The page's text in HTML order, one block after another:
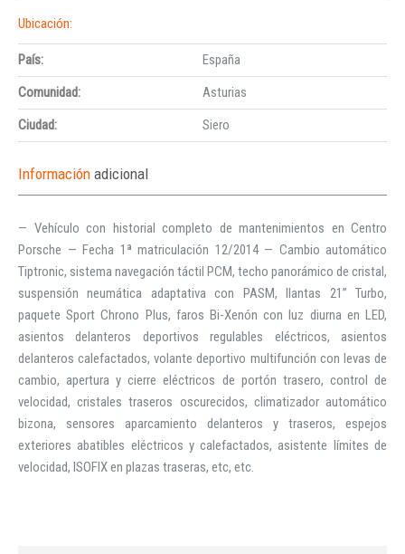
Ubicación:
País:
España
Comunidad:
Asturias
Ciudad:
Siero
Información adicional
— Vehículo con historial completo de mantenimientos en Centro
Porsche — Fecha 1ª matriculación 12/2014 — Cambio automático
Tiptronic, sistema navegación táctil PCM, techo panorámico de cristal,
suspensión neumática adaptativa con PASM, llantas 21” Turbo,
paquete Sport Chrono Plus, faros Bi-Xenón con luz diurna en LED,
asientos delanteros deportivos regulables eléctricos, asientos
delanteros calefactados, volante deportivo multifunción con levas de
cambio, apertura y cierre eléctricos de portón trasero, control de
velocidad, cristales traseros oscurecidos, climatizador automático
bizona, sensores aparcamiento delanteros y traseros, espejos
exteriores abatibles eléctricos y calefactados, asistente límites de
velocidad, ISOFIX en plazas traseras, etc, etc.